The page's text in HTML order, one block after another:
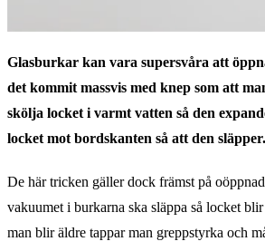
Glasburkar kan vara supersvåra att
det kommit massvis med knep som att
skölja locket i varmt vatten så den
locket mot bordskanten så att den släpper.
De här tricken gäller dock främst på
vakuumet i burkarna ska släppa så locket
man blir äldre tappar man greppstyrka och